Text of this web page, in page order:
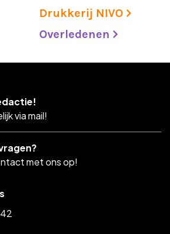
Drukkerij NIVO
Overledenen
via mail!
met ons op!